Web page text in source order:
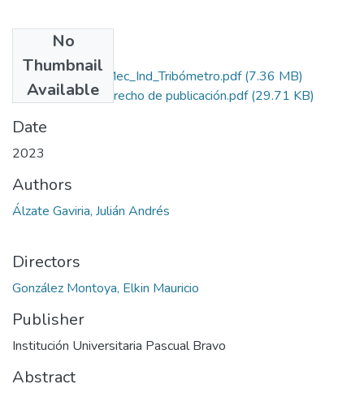
No
Thumbnail
Available
Rep_IUPB_Tec_Mec_Ind_Tribómetro.pdf(7.36 MB)
Autorización derecho de publicación.pdf(29.71 KB)
Date
2023
Authors
Álzate Gaviria, Julián Andrés
Directors
González Montoya, Elkin Mauricio
Publisher
Institución Universitaria Pascual Bravo
Abstract